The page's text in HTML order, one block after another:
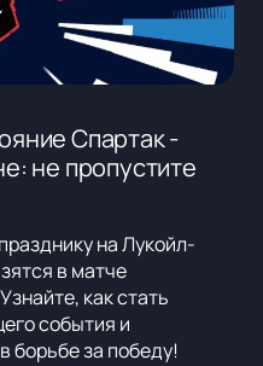
Спартак -
не пропустите
на Лукойл-
в матче
как стать
события и
борьбе за победу!